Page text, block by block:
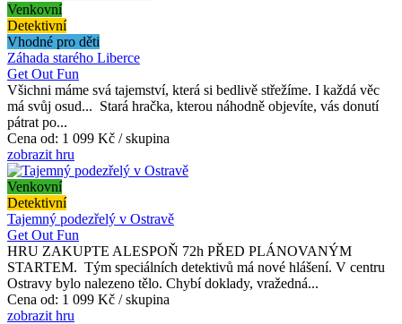
Venkovní
Detektivní
Vhodné pro děti
Záhada starého Liberce
Get Out Fun
Všichni máme svá tajemství, která si bedlivě střežíme. I každá věc
má svůj osud... Stará hračka, kterou náhodně objevíte, vás donutí
pátrat po...
Cena od: 1 099 Kč / skupina
zobrazit hru
Venkovní
Detektivní
Tajemný podezřelý v Ostravě
Get Out Fun
HRU ZAKUPTE ALESPOŇ 72h PŘED PLÁNOVANÝM
STARTEM. Tým speciálních detektivů má nové hlášení. V centru
Ostravy bylo nalezeno tělo. Chybí doklady, vražedná...
Cena od: 1 099 Kč / skupina
zobrazit hru